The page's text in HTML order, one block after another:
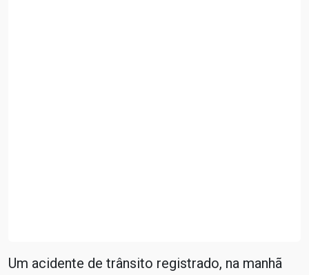
Um acidente de trânsito registrado, na manhã